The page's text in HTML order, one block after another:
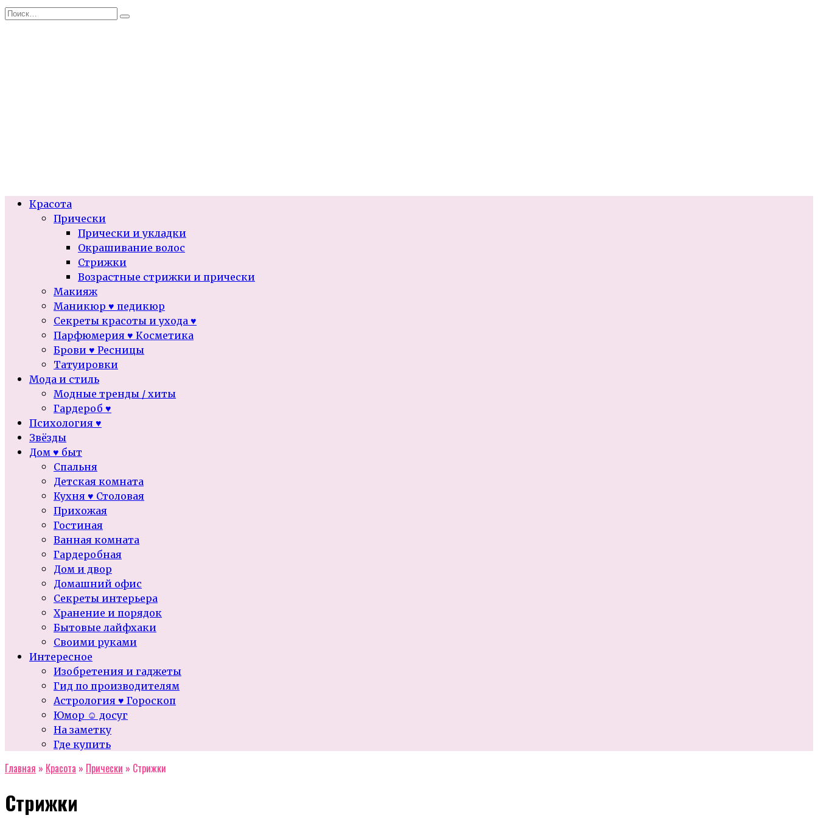
Перейти
Search
Красота
Прически
Прически и укладки
Окрашивание волос
Стрижки
Возрастные стрижки и прически
Макияж
Маникюр ♥ педикюр
Секреты красоты и ухода ♥
Парфюмерия ♥ Косметика
Брови ♥ Ресницы
Татуировки
Мода и стиль
Модные тренды / хиты
Гардероб ♥
Психология ♥
Звёзды
Дом ♥ быт
Спальня
Детская комната
Кухня ♥ Столовая
Прихожая
Гостиная
Ванная комната
Гардеробная
Дом и двор
Домашний офис
Секреты интерьера
Хранение и порядок
Бытовые лайфхаки
Своими руками
Интересное
Изобретения и гаджеты
Гид по производителям
Астрология ♥ Гороскоп
Юмор ☺ досуг
На заметку
Где купить
Главная » Красота » Прически » Стрижки
Стрижки